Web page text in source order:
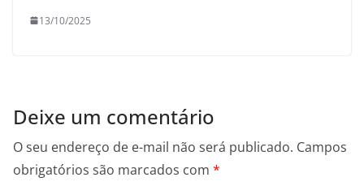
13/10/2025
Deixe um comentário
O seu endereço de e-mail não será publicado. Campos
obrigatórios são marcados com *